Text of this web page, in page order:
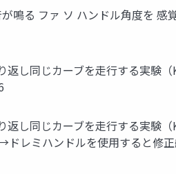
鳴る ファ ソ ハンドル角度を 感
返し同じカーブを走行する実験
返し同じカーブを走行する実験
レミハンドルを使用すると修